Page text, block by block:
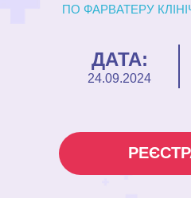
ДАТА:
24.09.2024
ПО ФАРВАТЕРУ